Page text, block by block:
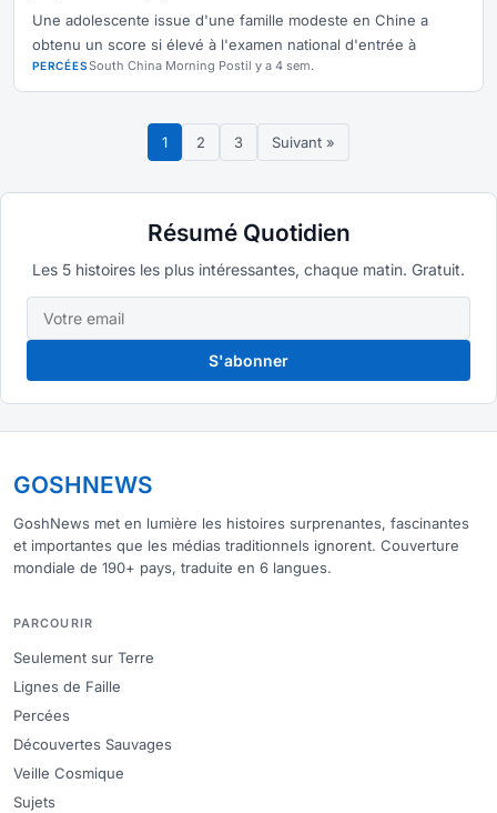
Une adolescente issue d'une famille modeste en Chine a
obtenu un score si élevé à l'examen national d'entrée à
PERCÉESSouth China Morning Postil y a 4 sem.
1 2 3 Suivant »
Résumé Quotidien
Les 5 histoires les plus intéressantes, chaque matin. Gratuit.
S'abonner
GOSHNEWS
GoshNews met en lumière les histoires surprenantes, fascinantes
et importantes que les médias traditionnels ignorent. Couverture
mondiale de 190+ pays, traduite en 6 langues.
PARCOURIR
Seulement sur Terre
Lignes de Faille
Percées
Découvertes Sauvages
Veille Cosmique
Sujets